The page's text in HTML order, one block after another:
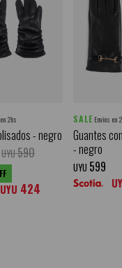
2hs
- negro
UYU590
UYU 424
SALE Envíos en
Guantes
- negro
UYU 599